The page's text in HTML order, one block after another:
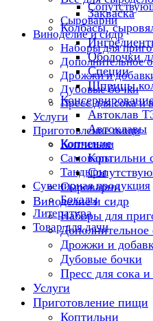
Сыроварни
Виноделие и сидр
Наборы для
Дополнительное
Дрожжи и
Дубовые бочки
Пресс для сока и
Услуги
Приготовление пищи
Коптильни
Самовары
Тандыры
Сувенирная продукция
Бокалы
Литература
Товар для дачи
Закваска
Колбасы,
Оболочки
Специи
Шприцы
Автоклав
Автоклавы
Копчение
Коптильни
Сыроварни
Виноделие и сидр
Наборы для
Дополнительное
Дрожжи и
Дубовые бочки
Пресс для сока
Услуги
Приготовление пищи
Коптильни